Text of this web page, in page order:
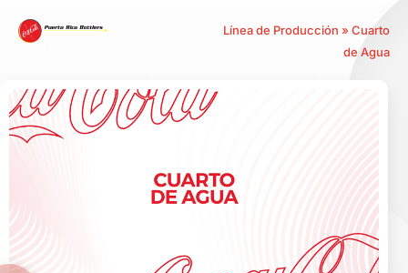
Línea de Producción » Cuarto
de Agua